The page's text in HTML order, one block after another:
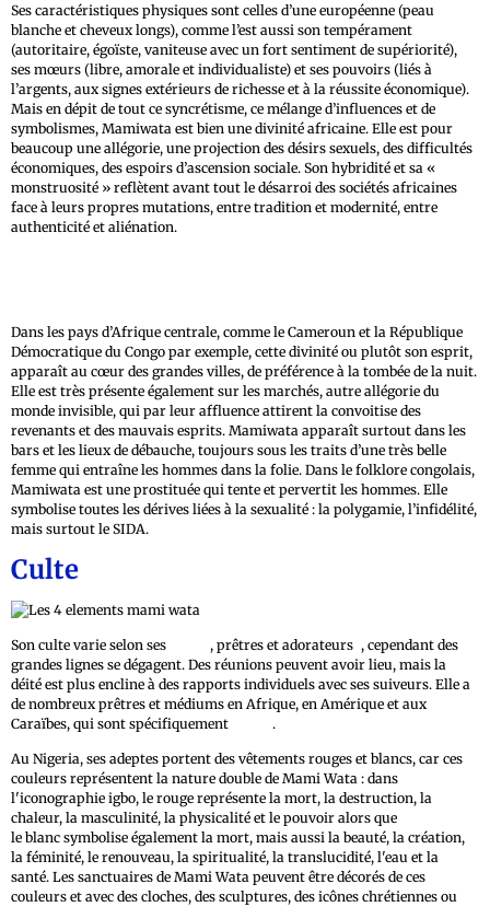
Ses caractéristiques physiques sont celles d’une européenne (peau
blanche et cheveux longs), comme l’est aussi son tempérament
(autoritaire, égoïste, vaniteuse avec un fort sentiment de supériorité),
ses mœurs (libre, amorale et individualiste) et ses pouvoirs (liés à
l’argents, aux signes extérieurs de richesse et à la réussite économique).
Mais en dépit de tout ce syncrétisme, ce mélange d’influences et de
symbolismes, Mamiwata est bien une divinité africaine. Elle est pour
beaucoup une allégorie, une projection des désirs sexuels, des difficultés
économiques, des espoirs d’ascension sociale. Son hybridité et sa «
monstruosité » reflètent avant tout le désarroi des sociétés africaines
face à leurs propres mutations, entre tradition et modernité, entre
authenticité et aliénation.
Dans les pays d’Afrique centrale, comme le Cameroun et la République
Démocratique du Congo par exemple, cette divinité ou plutôt son esprit,
apparaît au cœur des grandes villes, de préférence à la tombée de la nuit.
Elle est très présente également sur les marchés, autre allégorie du
monde invisible, qui par leur affluence attirent la convoitise des
revenants et des mauvais esprits. Mamiwata apparaît surtout dans les
bars et les lieux de débauche, toujours sous les traits d’une très belle
femme qui entraîne les hommes dans la folie. Dans le folklore congolais,
Mamiwata est une prostituée qui tente et pervertit les hommes. Elle
symbolise toutes les dérives liées à la sexualité : la polygamie, l’infidélité,
mais surtout le SIDA.
Culte
Son culte varie selon ses , prêtres et adorateurs , cependant des
grandes lignes se dégagent. Des réunions peuvent avoir lieu, mais la
déité est plus encline à des rapports individuels avec ses suiveurs. Elle a
de nombreux prêtres et médiums en Afrique, en Amérique et aux
Caraïbes, qui sont spécifiquement
.
Au Nigeria, ses adeptes portent des vêtements rouges et blancs, car ces
couleurs représentent la nature double de Mami Wata : dans
l'iconographie igbo, le rouge représente la mort, la destruction, la
chaleur, la masculinité, la physicalité et le pouvoir alors que
le blanc symbolise également la mort, mais aussi la beauté, la création,
la féminité, le renouveau, la spiritualité, la translucidité, l'eau et la
santé. Les sanctuaires de Mami Wata peuvent être décorés de ces
couleurs et avec des cloches, des sculptures, des icônes chrétiennes ou